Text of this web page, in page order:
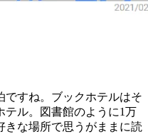
ですね。ブックホテルはそ
テル。図書館のように1万
きな場所で思うがままに読